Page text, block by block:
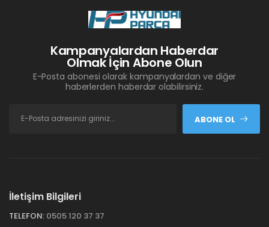
Kampanyalardan Haberdar
Olmak İçin Abone Olun
E-Posta abonesi olarak kampanyalardan ve diğer
haberlerden haberdar olabilirsiniz.
ABONE OL
İletişim Bilgileri
TELEFON: 0505 120 37 37